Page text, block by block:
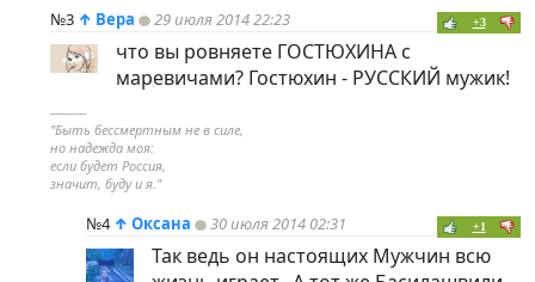
№3 ↑ Вера 29 июля 2014 22:23 +3
что вы ровняете ГОСТЮХИНА с
маревичами? Гостюхин - РУССКИЙ мужик!
----------
"Быть бессмертным не в силе,
но надежда моя:
если будет Россия,
значит, буду и я."
№4 ↑ Оксана 30 июля 2014 02:31 +1
Так ведь он настоящих Мужчин всю